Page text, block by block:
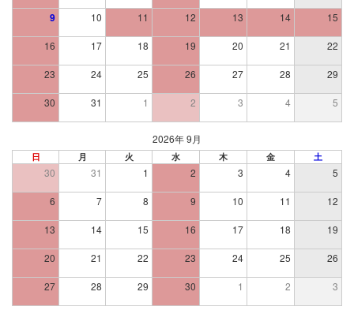
9 10 11 12 13 14 15
16 17 18 19 20 21 22
23 24 25 26 27 28 29
30 31 1 2 3 4 5
2026年 9月
日 月 火 水 木 金 土
30 31 1 2 3 4 5
6 7 8 9 10 11 12
13 14 15 16 17 18 19
20 21 22 23 24 25 26
27 28 29 30 1 2 3